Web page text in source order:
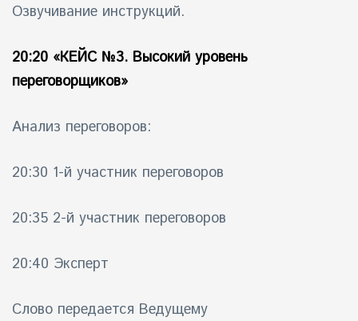
Озвучивание инструкций.
20:20 «КЕЙС №3. Высокий уровень
переговорщиков»
Анализ переговоров:
20:30 1-й участник переговоров
20:35 2-й участник переговоров
20:40 Эксперт
Слово передается Ведущему